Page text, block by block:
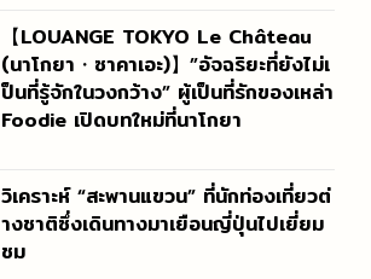
【LOUANGE TOKYO Le Château
(นาโกยา・ซาคาเอะ)】”อัจฉริยะที่ยังไม่เ
ป็นที่รู้จักในวงกว้าง” ผู้เป็นที่รักของเหล่า
Foodie เปิดบทใหม่ที่นาโกยา
วิเคราะห์ “สะพานแขวน” ที่นักท่องเที่ยวต่
างชาติซึ่งเดินทางมาเยือนญี่ปุ่นไปเยี่ยม
ชม